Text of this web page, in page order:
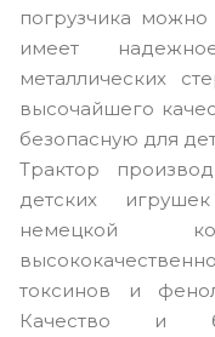
погрузчика можно
имеет
металлических
высочайшего
безопасную для
Трактор
детских
немецкой
токсинов и
Качество и